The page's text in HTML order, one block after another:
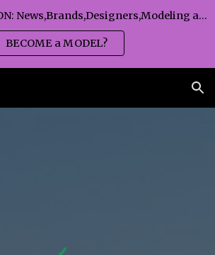
Welcome to FASHION: News,Brands,Designers,Modeling agency,Fashion TV,Magazines,Fashion WEEKS,Branding agency...
BECOME a MODEL?